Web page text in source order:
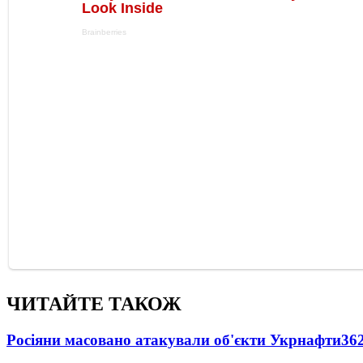
ЧИТАЙТЕ ТАКОЖ
Росіяни масовано атакували об'єкти Укрнафти